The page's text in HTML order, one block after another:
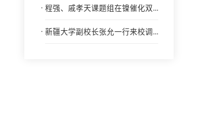
· 程强、戚孝天课题组在镍催化双...
· 新疆大学副校长张允一行来校调...